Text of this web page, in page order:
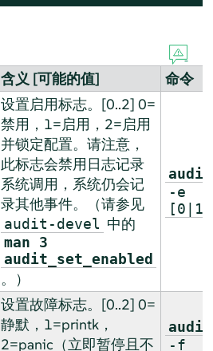
含义 [可能的值] 命令
设置启用标志。[0..2] 0=
禁用，1=启用，2=启用
并锁定配置。请注意，
此标志会禁用日志记录
系统调用，系统仍会记
录其他事件。（请参见
audit-devel 中的
man 3
audit_set_enabled
。）
-e
设置故障标志。[0..2] 0=
静默，1=printk，
2=panic（立即暂停且不
-f